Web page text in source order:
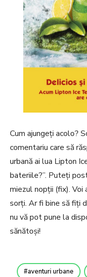
Cum ajungeți acolo?
comentariu care să
urbană ai lua Lipton
bateriile?”. Puteți
miezul nopții (fix). Voi
sorți. Ar fi bine să fiți
nu vă pot pune la
sănătoși!
aventuri urbane